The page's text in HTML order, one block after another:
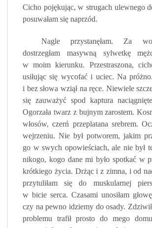
Cicho pojękując, w strugach ulewnego
posuwałam się naprzód.
Nagle przystanęłam. Za
dostrzegłam masywną sylwetkę
w moim kierunku. Przestraszona,
usiłując się wycofać i uciec. Na
i bez słowa wziął na ręce. Niewiele
się zauważyć spod kaptura
Ogorzała twarz z bujnym zarostem.
włosów, czerń przeplatana srebrem.
wejrzeniu. Nie był potworem, jakim
go w swych opowieściach, ale nie był
nikogo, kogo dane mi było spotkać w
krótkiego życia. Drżąc i z zimna, i od
przytuliłam się do muskularnej
w bicie serca. Czasami unosiłam
czy na pewno idziemy do osady.
problemu trafił prosto do mego